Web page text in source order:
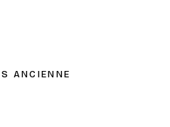
ANCIENNE